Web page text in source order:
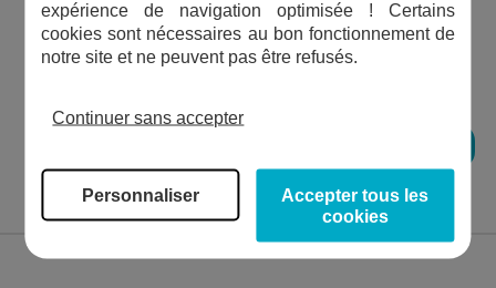
TUBE PVC
BEETHOVEN 1M
8,86€ TTC
expérience de navigation optimisée ! Certains
cookies sont nécessaires au bon fonctionnement de
notre site et ne peuvent pas être refusés.
Continuer sans accepter
Personnaliser
Accepter tous les
cookies